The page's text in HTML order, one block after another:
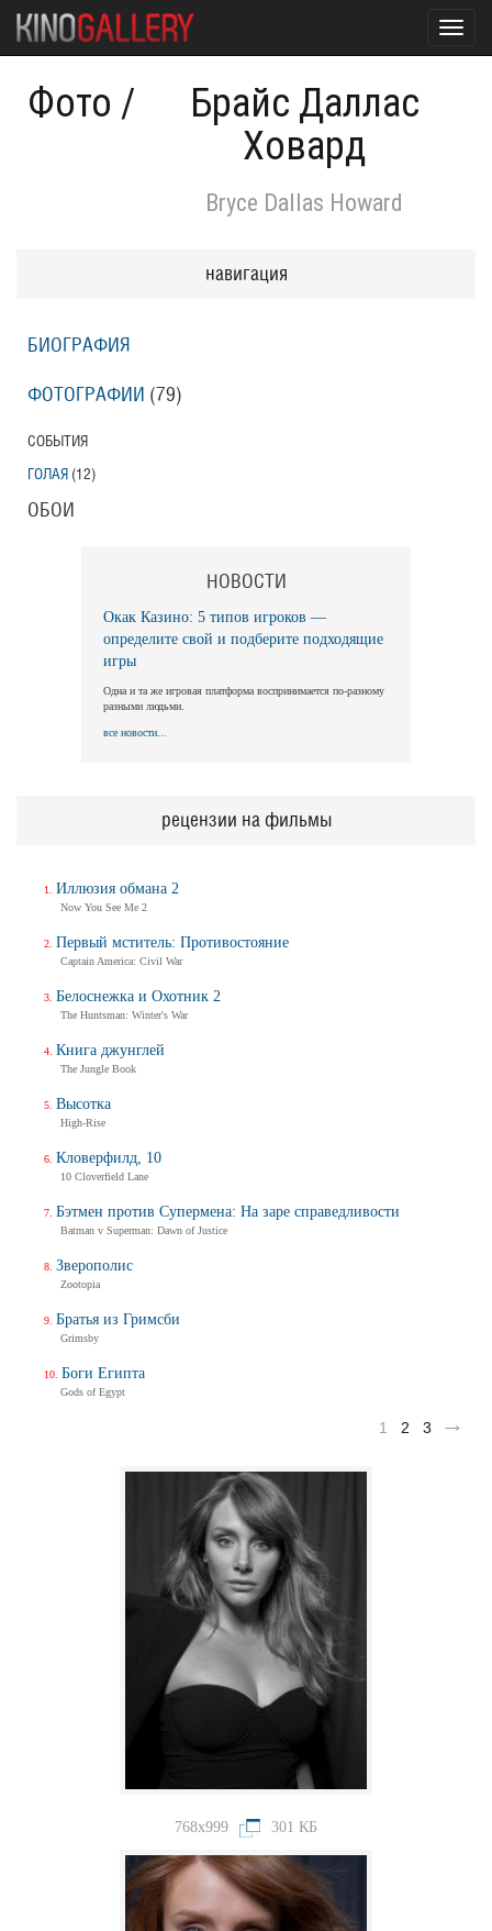
Фото /
Брайс Даллас
Ховард
Bryce Dallas Howard
1 2 3
768x999 301 КБ
навигация
БИОГРАФИЯ
ФОТОГРАФИИ (79)
СОБЫТИЯ
ГОЛАЯ (12)
ОБОИ
НОВОСТИ
Окак Казино: 5 типов игроков —
определите свой и подберите подходящие
игры
Одна и та же игровая платформа воспринимается по-разному
разными людьми.
все новости...
рецензии на фильмы
Иллюзия обмана 2
Now You See Me 2
Первый мститель: Противостояние
Captain America: Civil War
Белоснежка и Охотник 2
The Huntsman: Winter's War
Книга джунглей
The Jungle Book
Высотка
High-Rise
Кловерфилд, 10
10 Cloverfield Lane
Бэтмен против Супермена: На заре справедливости
Batman v Superman: Dawn of Justice
Зверополис
Zootopia
Братья из Гримсби
Grimsby
Боги Египта
Gods of Egypt